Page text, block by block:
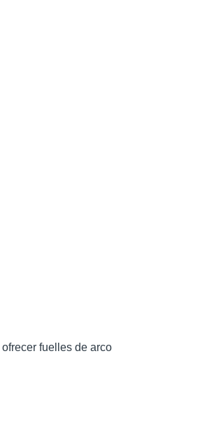
ofrecer fuelles de arco